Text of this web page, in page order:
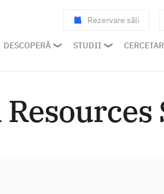
Rezervare săli
DESCOPERĂ STUDII